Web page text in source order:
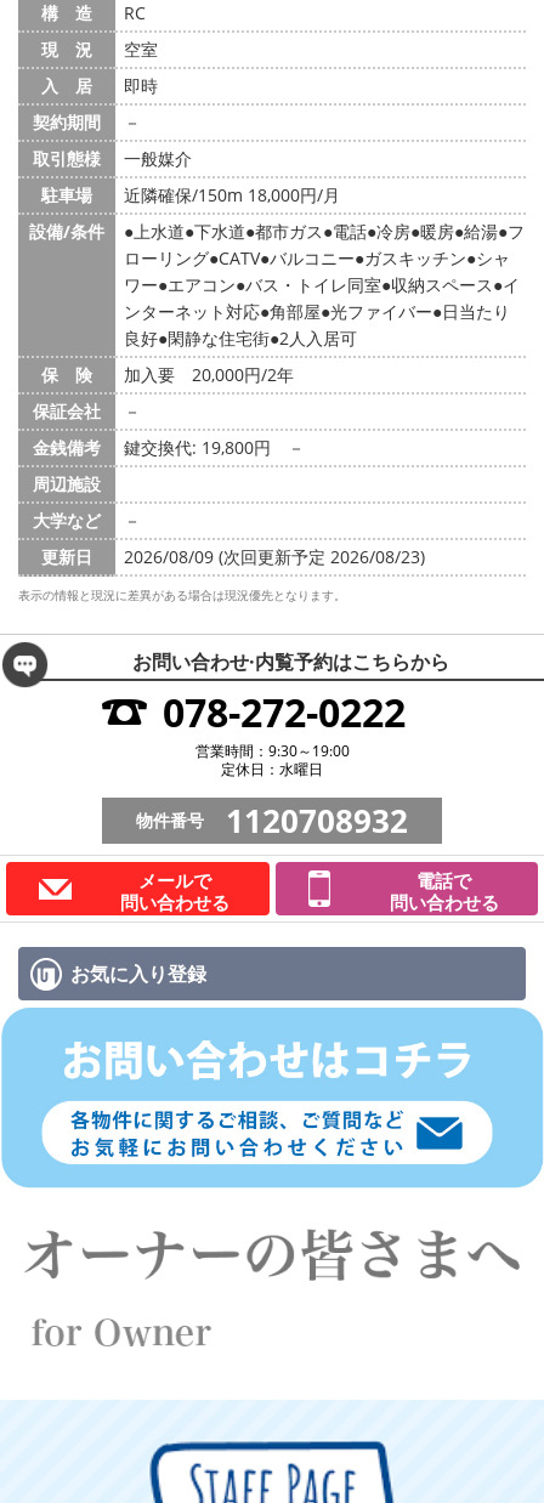
構 造
RC
現 況
空室
入 居
即時
契約期間
－
取引態様
一般媒介
駐車場
近隣確保/150m 18,000円/月
設備/条件
上水道 下水道 都市ガス 電話 冷房 暖房 給湯 フ
ローリング CATV バルコニー ガスキッチン シャ
ワー エアコン バス・トイレ同室 収納スペース イ
ンターネット対応 角部屋 光ファイバー 日当たり
良好 閑静な住宅街 2人入居可
保 険
加入要 20,000円/2年
保証会社
－
金銭備考
鍵交換代: 19,800円
－
周辺施設
大学など
－
更新日
2026/08/09 (次回更新予定 2026/08/23)
表示の情報と現況に差異がある場合は現況優先となります。
お問い合わせ·内覧予約はこちらから
078-272-0222
営業時間：9:30～19:00
定休日：水曜日
物件番号 1120708932
メールで
問い合わせる
電話で
問い合わせる
お気に入り登録